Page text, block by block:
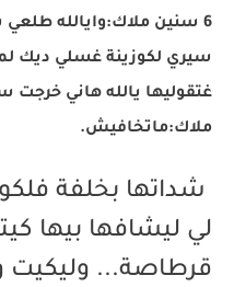
سيري لكوزينة غسلي ديك
غتقوليها يالله هاني خرجت
ملاك:ماتخافيش.
شداتها بخلفة
لي ليشافها بيها
قرطاصة... وليكيت